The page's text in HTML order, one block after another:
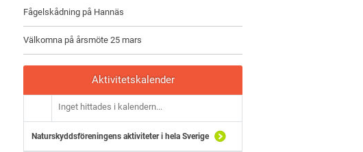
Fågelskådning på Hannäs
Välkomna på årsmöte 25 mars
Aktivitetskalender
Inget hittades i kalendern...
Naturskyddsföreningens aktiviteter i hela Sverige